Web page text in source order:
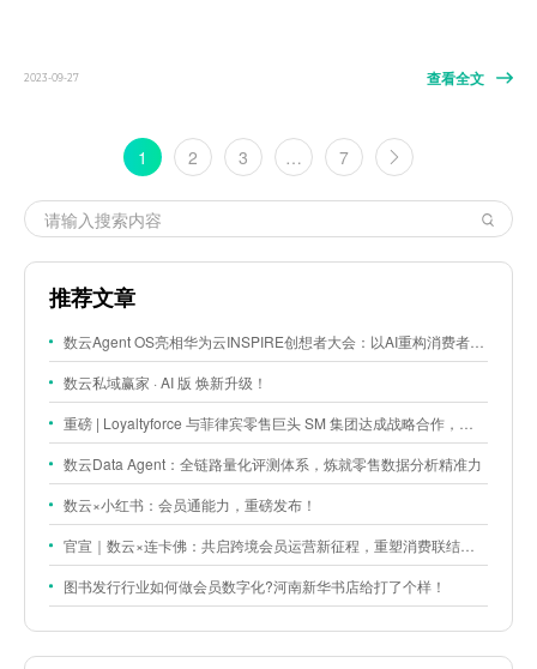
2023-09-27 查看全文
1 2 3 … 7
推荐文章
数云Agent OS亮相华为云INSPIRE创想者大会：以AI重构消费者运营与零售营销新范式
数云私域赢家 · AI 版 焕新升级！
重磅 | Loyaltyforce 与菲律宾零售巨头 SM 集团达成战略合作，携手开启 SMAC 会员数智化运营新征程
数云Data Agent：全链路量化评测体系，炼就零售数据分析精准力
数云×小红书：会员通能力，重磅发布！
官宣｜数云×连卡佛：共启跨境会员运营新征程，重塑消费联结新体验
图书发行行业如何做会员数字化?河南新华书店给打了个样！